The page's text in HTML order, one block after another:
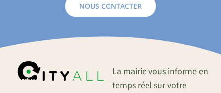
NOUS CONTACTER
La mairie vous informe en
temps réel sur votre